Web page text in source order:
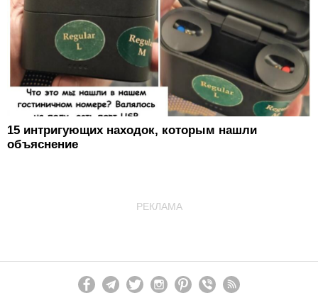
15 интригующих находок, которым нашли
объяснение
РЕКЛАМА